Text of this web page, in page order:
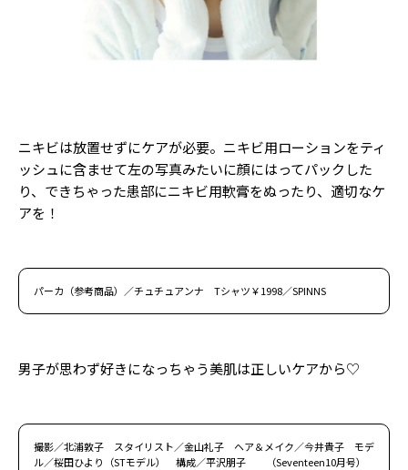
ニキビは放置せずにケアが必要。ニキビ用ローションをティ
ッシュに含ませて左の写真みたいに顔にはってパックした
り、できちゃった患部にニキビ用軟膏をぬったり、適切なケ
アを！
パーカ（参考商品）／チュチュアンナ Tシャツ￥1998／SPINNS
男子が思わず好きになっちゃう美肌は正しいケアから♡
撮影／北浦敦子 スタイリスト／金山礼子 ヘア＆メイク／今井貴子 モデ
ル／桜田ひより（STモデル） 構成／平沢朋子 （Seventeen10月号）